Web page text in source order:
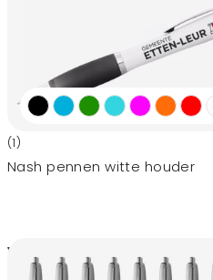
(1)
Nash pennen witte houder
vanaf 0,20